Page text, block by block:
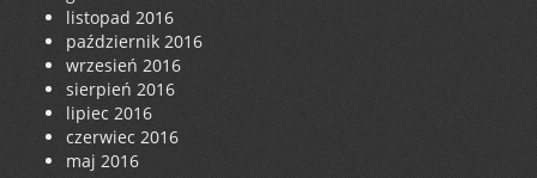
listopad 2016
październik 2016
wrzesień 2016
sierpień 2016
lipiec 2016
czerwiec 2016
maj 2016